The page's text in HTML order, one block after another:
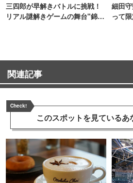
三四郎が早解きバトルに挑戦！
リアル謎解きゲームの舞台"錦糸
細田
って
関連記事
Check!
このスポットを見ているあ